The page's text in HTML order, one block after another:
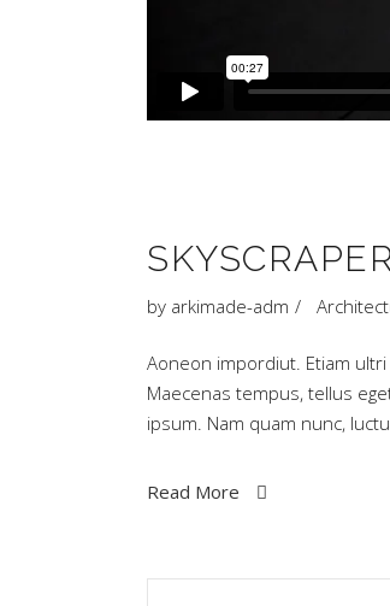
SKYSCRAPER
by arkimade-adm
Aoneon impordiut. Etiam
Maecenas tempus, tellus
ipsum. Nam quam nunc,
Read More